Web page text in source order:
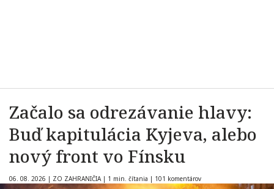
Začalo sa odrezávanie hlavy:
Buď kapitulácia Kyjeva, alebo
nový front vo Fínsku
06. 08. 2026 | ZO ZAHRANIČIA | 1 min. čítania | 101 komentárov